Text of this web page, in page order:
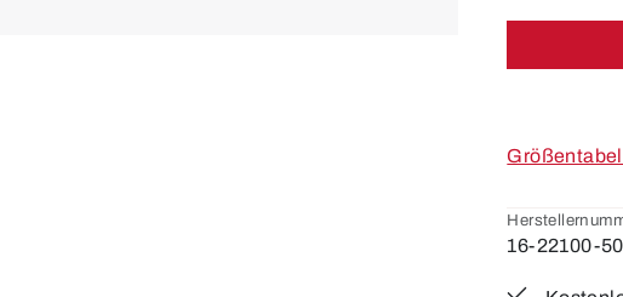
16-22100-50